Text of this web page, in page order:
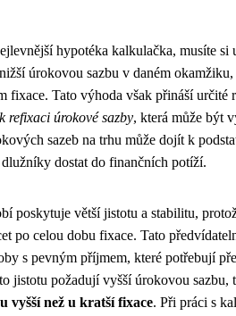
hypotéka kalkulačka, musíte
úrokovou sazbu v daném
fixace. Tato výhoda však přináší
refixaci úrokové sazby, která může být
sazeb na trhu může dojít k
dostat do finančních potíží.
poskytuje větší jistotu a stabilitu,
po celou dobu fixace. Tato
s pevným příjmem, které potřebují
jistotu požadují vyšší úrokovou sazbu,
vyšší než u kratší fixace. Při práci s